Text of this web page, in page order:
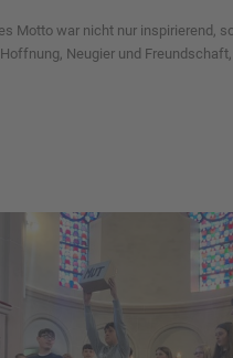
Motto war nicht nur inspirierend,
Neugier und